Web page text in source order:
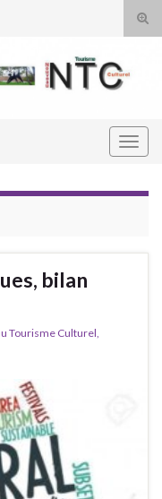
bilan
Tourisme Culturel,